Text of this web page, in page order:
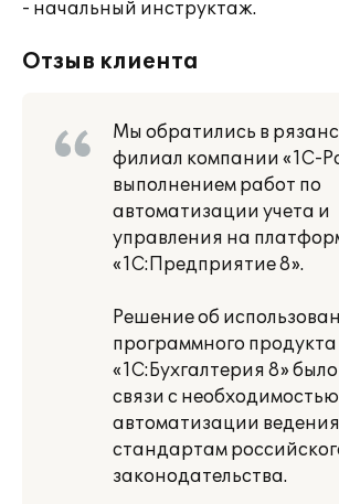
- начальный инструктаж.
Отзыв клиента
Мы обратились в
филиал компании «1С-
выполнением работ по
автоматизации учета и
управления на
«1С:Предприятие 8».
Решение об
программного продукта
«1С:Бухгалтерия 8»
связи с необходимостью
автоматизации ведения
стандартам
законодательства.